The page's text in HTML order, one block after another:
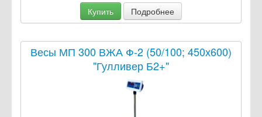
Купить
Подробнее
Весы МП 300 ВЖА Ф-2 (50/100; 450х600)
"Гулливер Б2+"